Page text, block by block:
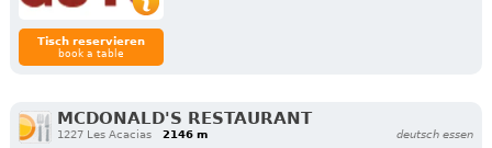
Tisch reservieren
book a table
MCDONALD'S RESTAURANT
1227 Les Acacias 2146 m deutsch essen